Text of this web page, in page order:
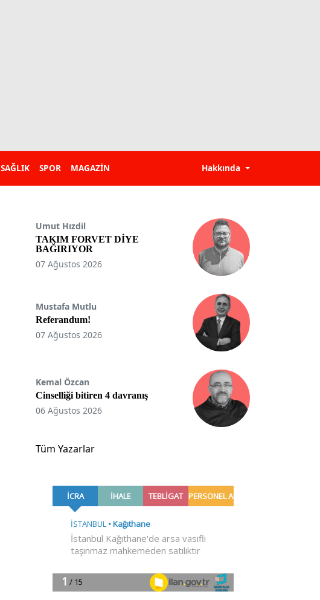
SAĞLIK SPOR MAGAZİN Hakkında
Umut Hızdil
TAKIM FORVET DİYE
BAĞIRIYOR
07 Ağustos 2026
Mustafa Mutlu
Referandum!
07 Ağustos 2026
Kemal Özcan
Cinselliği bitiren 4 davranış
06 Ağustos 2026
Tüm Yazarlar